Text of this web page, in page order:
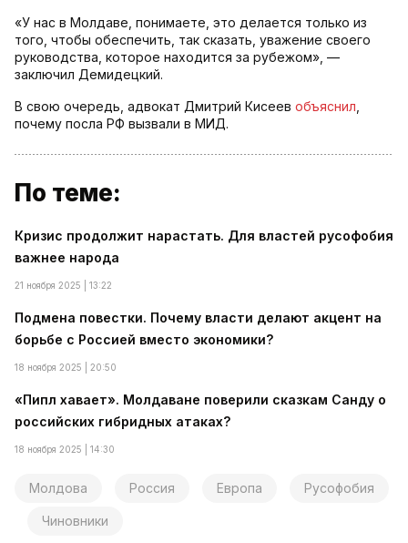
«У нас в Молдаве, понимаете, это делается только из
того, чтобы обеспечить, так сказать, уважение своего
руководства, которое находится за рубежом», —
заключил Демидецкий.
В свою очередь, адвокат Дмитрий Кисеев объяснил
почему посла РФ вызвали в МИД.
По теме:
Кризис продолжит нарастать. Для властей русофобия
важнее народа
21 ноября 2025 | 13:22
Подмена повестки. Почему власти делают акцент на
борьбе с Россией вместо экономики?
18 ноября 2025 | 20:50
«Пипл хавает». Молдаване поверили сказкам Санду о
российских гибридных атаках?
18 ноября 2025 | 14:30
Молдова Россия Европа Русофобия
Чиновники